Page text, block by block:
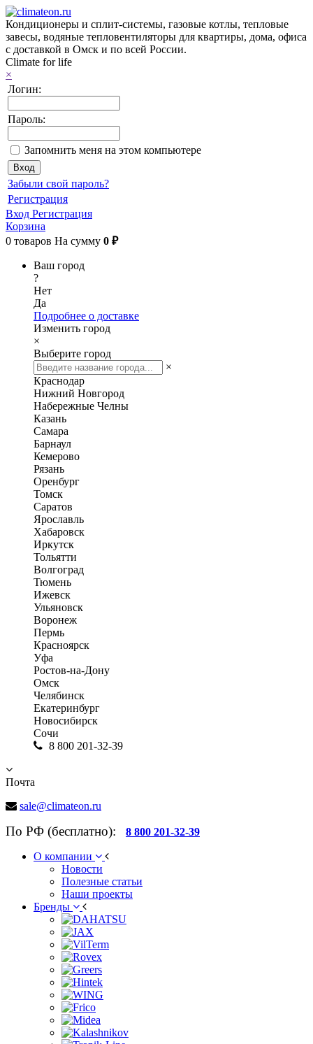
Кондиционеры и сплит-системы, газовые котлы, тепловые
завесы, водяные тепловентиляторы для квартиры, дома, офиса
с доставкой в Омск и по всей России.
Climate for life
×
Логин:
Пароль:
Запомнить меня на этом компьютере
Забыли свой пароль?
Регистрация
Вход Регистрация
Корзина
0 товаров На сумму 0 ₽
Ваш город
?
Нет
Да
Подробнее о доставке
Изменить город
×
Выберите город
×
Краснодар
Нижний Новгород
Набережные Челны
Казань
Самара
Барнаул
Кемерово
Рязань
Оренбург
Томск
Саратов
Ярославль
Хабаровск
Иркутск
Тольятти
Волгоград
Тюмень
Ижевск
Ульяновск
Воронеж
Пермь
Красноярск
Уфа
Ростов-на-Дону
Омск
Челябинск
Екатеринбург
Новосибирск
Сочи
8 800 201-32-39
Почта
sale@climateon.ru
По РФ (бесплатно): 8 800 201-32-39
О компании
Новости
Полезные статьи
Наши проекты
Бренды